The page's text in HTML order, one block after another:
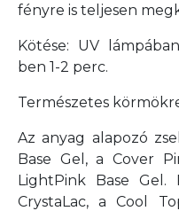
fényre is teljesen
Kötése: UV
ben 1-2 perc.
Természetes
Az anyag alapozó
Base Gel, a Cover
LightPink Base Gel.
CrystaLac, a Cool